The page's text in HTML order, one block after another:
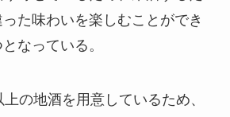
た味わいを楽しむことができ
なっている。
の地酒を用意しているため、